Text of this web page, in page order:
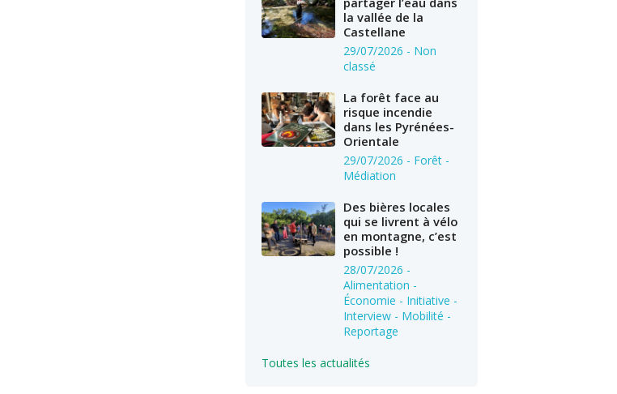
la vallée de la
Castellane
29/07/2026 - Non
classé
La forêt face au
risque incendie
dans les Pyrénées-
Orientale
29/07/2026 - Forêt -
Médiation
Des bières locales
qui se livrent à vélo
en montagne, c’est
possible !
28/07/2026 -
Alimentation -
Économie - Initiative -
Interview - Mobilité -
Reportage
Toutes les actualités